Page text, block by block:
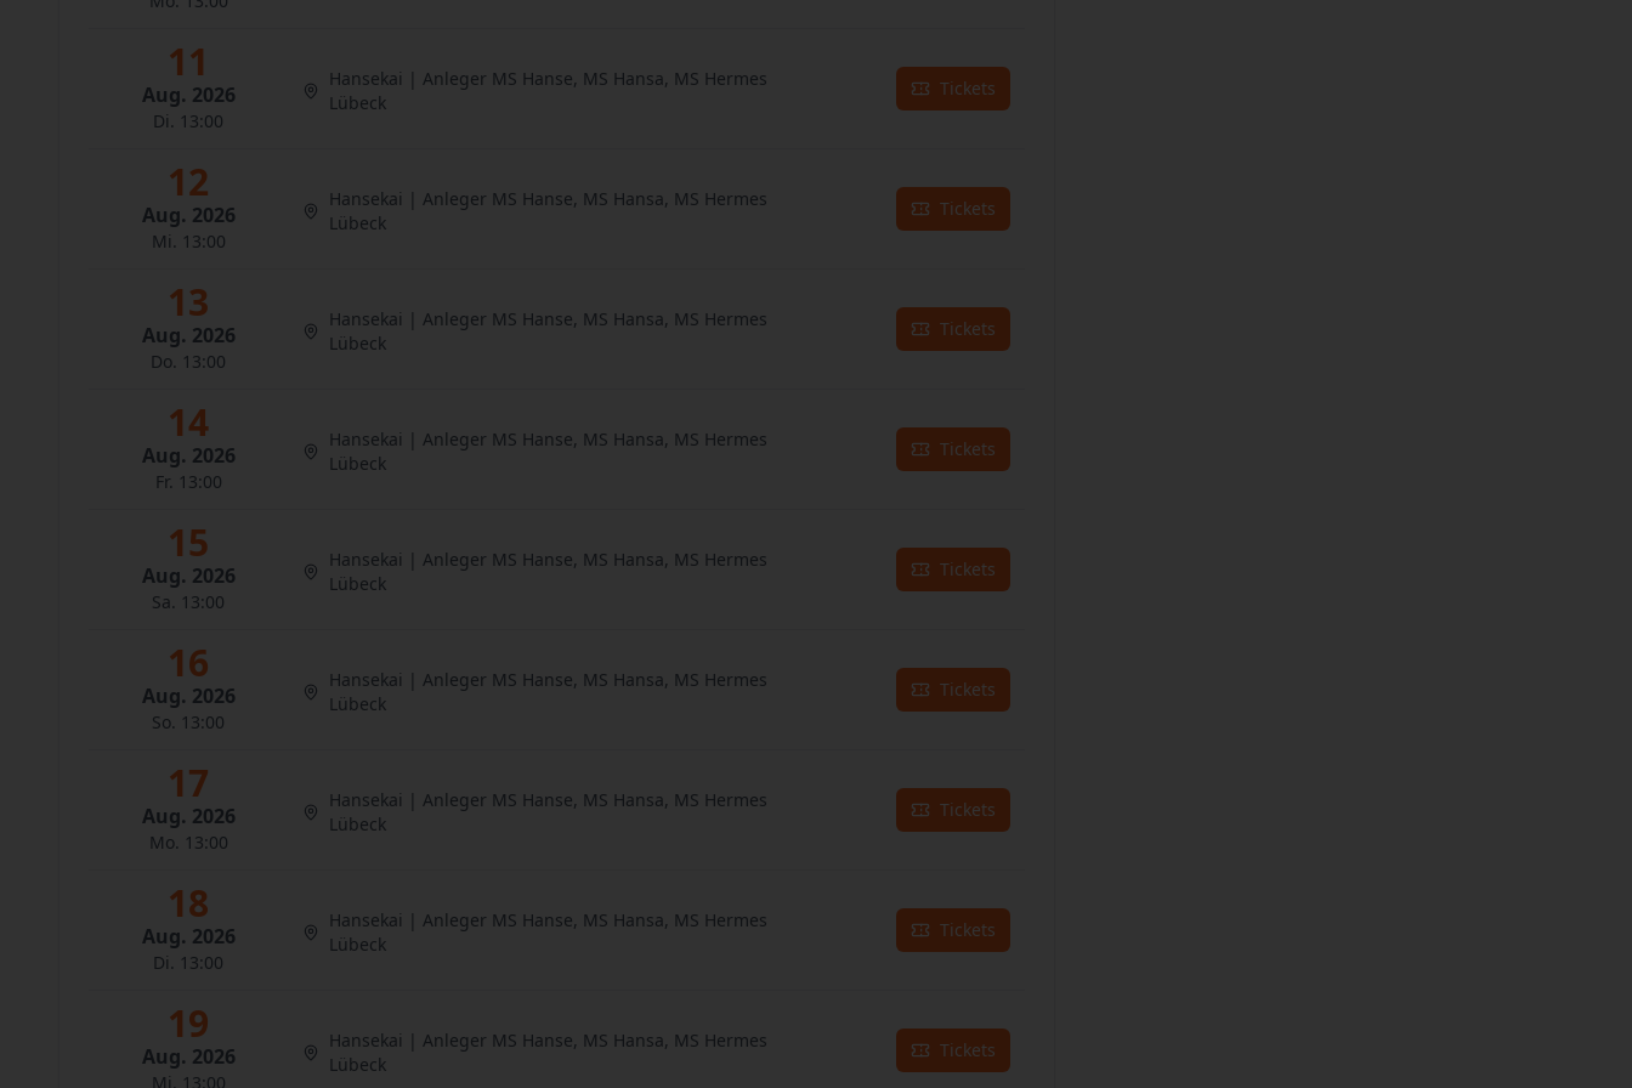
11
Aug. 2026
Di. 13:00
Hansekai | Anleger MS Hanse, MS Hansa, MS Hermes
Lübeck
Tickets
12
Aug. 2026
Mi. 13:00
Hansekai | Anleger MS Hanse, MS Hansa, MS Hermes
Lübeck
Tickets
13
Aug. 2026
Do. 13:00
Hansekai | Anleger MS Hanse, MS Hansa, MS Hermes
Lübeck
Tickets
14
Aug. 2026
Fr. 13:00
Hansekai | Anleger MS Hanse, MS Hansa, MS Hermes
Lübeck
Tickets
15
Aug. 2026
Sa. 13:00
Hansekai | Anleger MS Hanse, MS Hansa, MS Hermes
Lübeck
Tickets
16
Aug. 2026
So. 13:00
Hansekai | Anleger MS Hanse, MS Hansa, MS Hermes
Lübeck
Tickets
17
Aug. 2026
Mo. 13:00
Hansekai | Anleger MS Hanse, MS Hansa, MS Hermes
Lübeck
Tickets
18
Aug. 2026
Di. 13:00
Hansekai | Anleger MS Hanse, MS Hansa, MS Hermes
Lübeck
Tickets
19
Aug. 2026
Mi. 13:00
Hansekai | Anleger MS Hanse, MS Hansa, MS Hermes
Lübeck
Tickets